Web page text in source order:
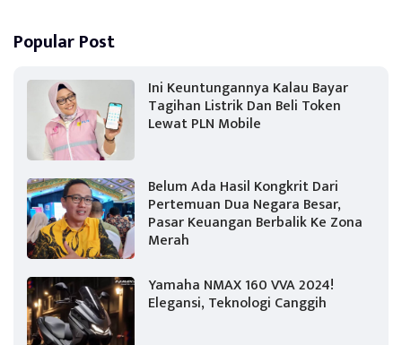
Popular Post
Ini Keuntungannya Kalau Bayar
Tagihan Listrik Dan Beli Token
Lewat PLN Mobile
Belum Ada Hasil Kongkrit Dari
Pertemuan Dua Negara Besar,
Pasar Keuangan Berbalik Ke Zona
Merah
Yamaha NMAX 160 VVA 2024!
Elegansi, Teknologi Canggih